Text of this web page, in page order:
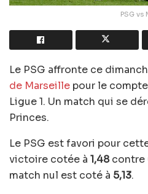
PSG
Le PSG affronte ce
de Marseille pour le
Ligue 1. Un match qui se
Princes.
Le PSG est favori pour
victoire cotée à 1,48 contre
match nul est coté à 5,13.